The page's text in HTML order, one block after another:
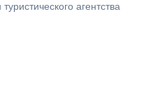
агентства